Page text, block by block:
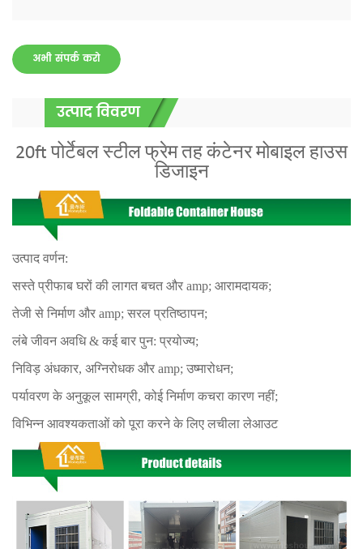
अभी संपर्क करो
उत्पाद विवरण
20ft पोर्टेबल स्टील फ्रेम तह कंटेनर मोबाइल हाउस
डिजाइन
उत्पाद वर्णन:
सस्ते प्रीफाब घरों की लागत बचत और amp; आरामदायक;
तेजी से निर्माण और amp; सरल प्रतिष्ठापन;
लंबे जीवन अवधि & कई बार पुन: प्रयोज्य;
निविड़ अंधकार, अग्निरोधक और amp; उष्मारोधन;
पर्यावरण के अनुकूल सामग्री, कोई निर्माण कचरा कारण नहीं;
विभिन्न आवश्यकताओं को पूरा करने के लिए लचीला लेआउट